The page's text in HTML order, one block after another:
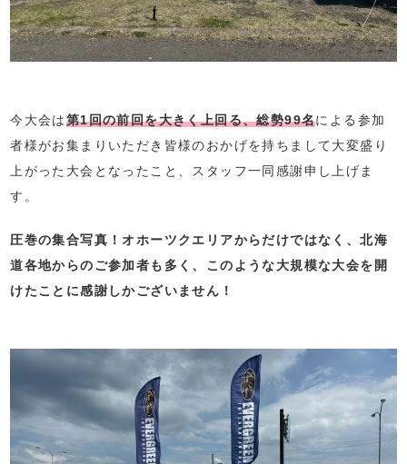
今大会は第1回の前回を大きく上回る、総勢99名による参加
者様がお集まりいただき皆様のおかげを持ちまして大変盛り
上がった大会となったこと、スタッフ一同感謝申し上げま
す。
圧巻の集合写真！オホーツクエリアからだけではなく、北海
道各地からのご参加者も多く、このような大規模な大会を開
けたことに感謝しかございません！